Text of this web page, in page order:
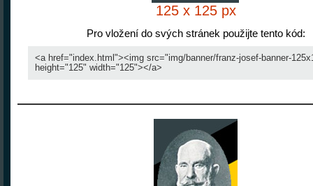
125 x 125 px
Pro vložení do svých stránek použijte tento kód: